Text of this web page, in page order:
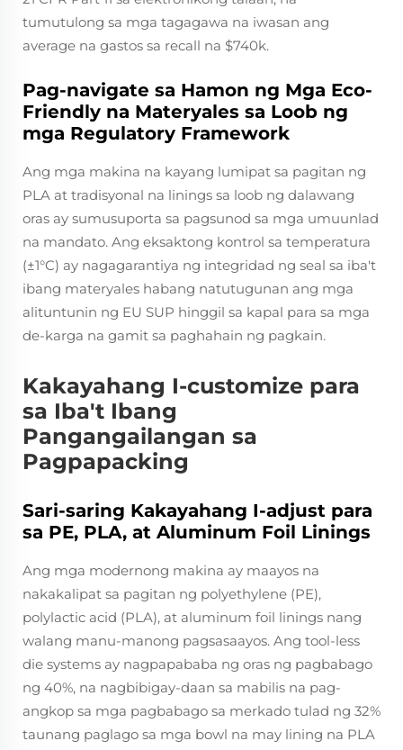
tumutulong sa mga tagagawa na iwasan ang
average na gastos sa recall na $740k.
Pag-navigate sa Hamon ng Mga Eco-
Friendly na Materyales sa Loob ng
mga Regulatory Framework
Ang mga makina na kayang lumipat sa pagitan ng
PLA at tradisyonal na linings sa loob ng dalawang
oras ay sumusuporta sa pagsunod sa mga umuunlad
na mandato. Ang eksaktong kontrol sa temperatura
(±1°C) ay nagagarantiya ng integridad ng seal sa iba't
ibang materyales habang natutugunan ang mga
alituntunin ng EU SUP hinggil sa kapal para sa mga
de-karga na gamit sa paghahain ng pagkain.
Kakayahang I-customize para
sa Iba't Ibang
Pangangailangan sa
Pagpapacking
Sari-saring Kakayahang I-adjust para
sa PE, PLA, at Aluminum Foil Linings
Ang mga modernong makina ay maayos na
nakakalipat sa pagitan ng polyethylene (PE),
polylactic acid (PLA), at aluminum foil linings nang
walang manu-manong pagsasaayos. Ang tool-less
die systems ay nagpapababa ng oras ng pagbabago
ng 40%, na nagbibigay-daan sa mabilis na pag-
angkop sa mga pagbabago sa merkado tulad ng 32%
taunang paglago sa mga bowl na may lining na PLA